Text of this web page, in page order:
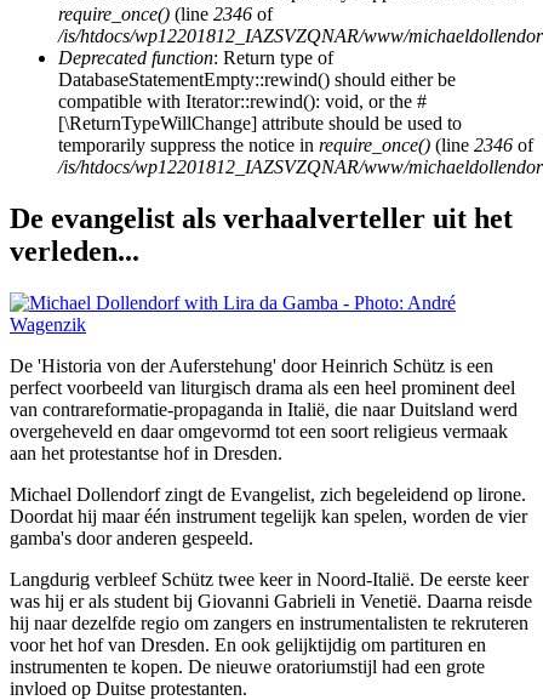
require_once() (line 2346 of
/is/htdocs/wp12201812_IAZSVZQNAR/www/
Deprecated function: Return type of
DatabaseStatementEmpty::rewind() should either be
compatible with Iterator::rewind(): void, or the #
[\ReturnTypeWillChange] attribute should be used to
temporarily suppress the notice in require_once() (line 2346 of
/is/htdocs/wp12201812_IAZSVZQNAR/www/
De evangelist als verhaalverteller uit het
verleden...
De 'Historia von der Auferstehung' door Heinrich Schütz is een
perfect voorbeeld van liturgisch drama als een heel prominent deel
van contrareformatie-propaganda in Italië, die naar Duitsland werd
overgeheveld en daar omgevormd tot een soort religieus vermaak
aan het protestantse hof in Dresden.
Michael Dollendorf zingt de Evangelist, zich begeleidend op lirone.
Doordat hij maar één instrument tegelijk kan spelen, worden de vier
gamba's door anderen gespeeld.
Langdurig verbleef Schütz twee keer in Noord-Italië. De eerste keer
was hij er als student bij Giovanni Gabrieli in Venetië. Daarna reisde
hij naar dezelfde regio om zangers en instrumentalisten te rekruteren
voor het hof van Dresden. En ook gelijktijdig om partituren en
instrumenten te kopen. De nieuwe oratoriumstijl had een grote
invloed op Duitse protestanten.